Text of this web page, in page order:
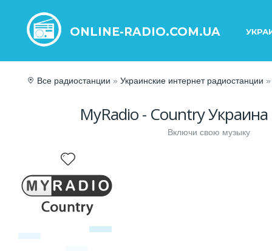
ONLINE-RADIO.COM.UA
Все радиостанции » Украинские интернет радиостанции
MyRadio - Country
Включи свою музыку